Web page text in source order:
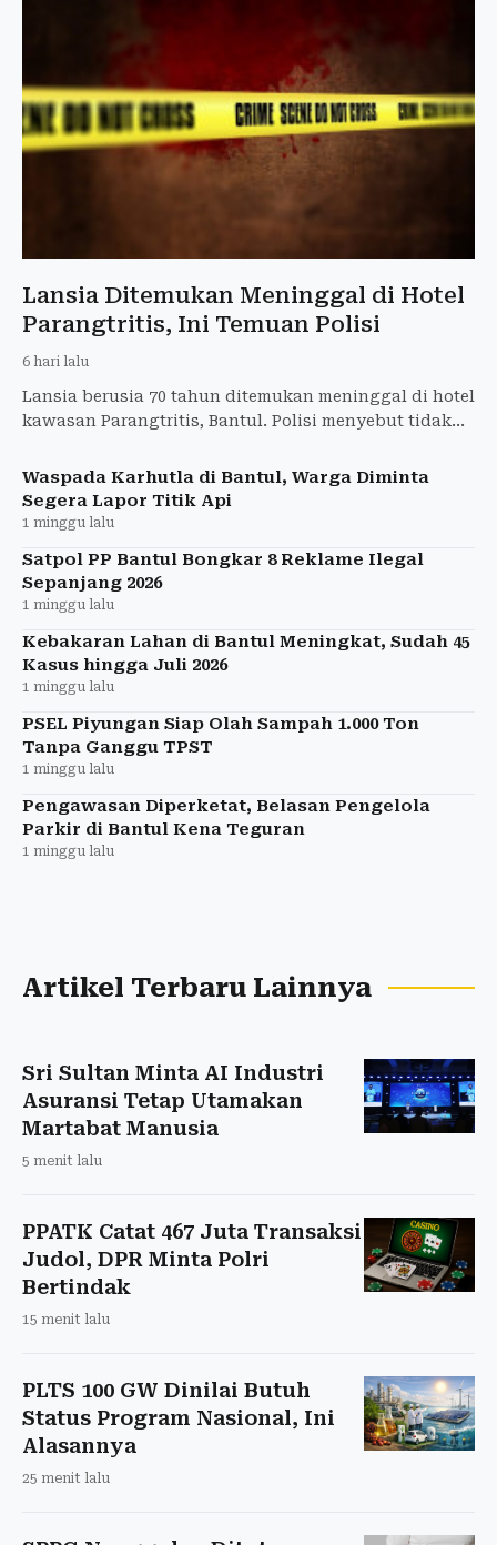
Lansia Ditemukan Meninggal di Hotel
Parangtritis, Ini Temuan Polisi
6 hari lalu
Lansia berusia 70 tahun ditemukan meninggal di hotel
kawasan Parangtritis, Bantul. Polisi menyebut tidak
Waspada Karhutla di Bantul, Warga Diminta
Segera Lapor Titik Api
1 minggu lalu
Satpol PP Bantul Bongkar 8 Reklame Ilegal
Sepanjang 2026
1 minggu lalu
Kebakaran Lahan di Bantul Meningkat, Sudah 45
Kasus hingga Juli 2026
1 minggu lalu
PSEL Piyungan Siap Olah Sampah 1.000 Ton
Tanpa Ganggu TPST
1 minggu lalu
Pengawasan Diperketat, Belasan Pengelola
Parkir di Bantul Kena Teguran
1 minggu lalu
Artikel Terbaru Lainnya
Sri Sultan Minta AI Industri
Asuransi Tetap Utamakan
Martabat Manusia
5 menit lalu
PPATK Catat 467 Juta Transaksi
Judol, DPR Minta Polri
Bertindak
15 menit lalu
PLTS 100 GW Dinilai Butuh
Status Program Nasional, Ini
Alasannya
25 menit lalu